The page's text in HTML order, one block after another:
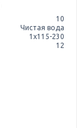
10
Чистая вода
1x115-230
12